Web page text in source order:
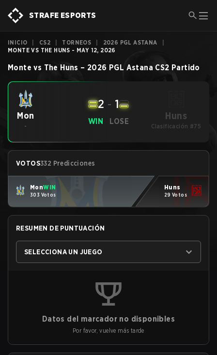
STRAFE ESPORTS
INICIO CS2 TORNEOS 2026 PGL ASTANA
MONTE VS THE HUNS - MAY 12, 2026
Monte vs The Huns – 2026 PGL Astana CS2 Partido
Mon
-
WIN
2 - 1
LOSE Huns
Clasificación #75
VOTOS332 Predicciones
MonWIN
303 Votos
Huns
29 Votos
RESUMEN DE PUNTUACIÓN
SELECCIONA UN JUEGO
Datos del marcador no disponibles
Por favor, vuelve más tarde